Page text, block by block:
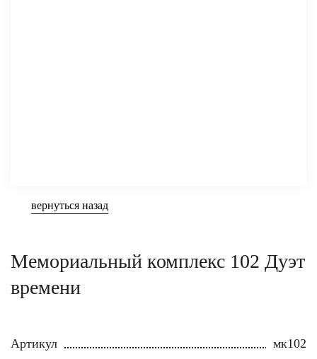
вернуться назад
Мемориальный комплекс 102 Дуэт
времени
Артикул
мк102